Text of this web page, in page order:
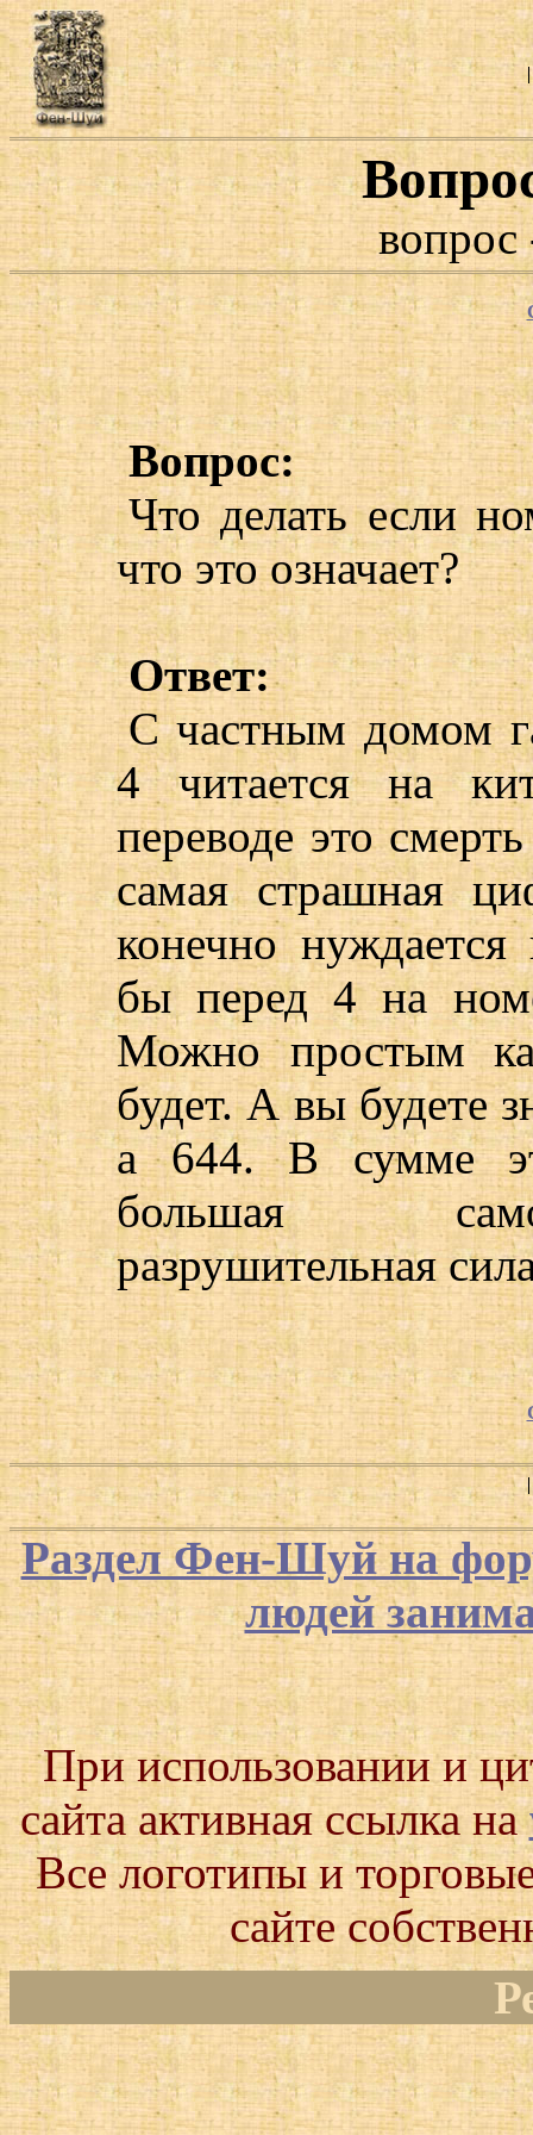
Вопрос:
Что делать если
что это означает?
Ответ:
С частным домом
4 читается на
переводе это
самая страшная
конечно
бы перед 4 на
Можно простым
будет. А вы будете
а 644. В сумме
большая
разрушительная
Раздел Фен-Шуй на
людей
При использовании и
сайта активная ссылка на
Все логотипы и
сайте